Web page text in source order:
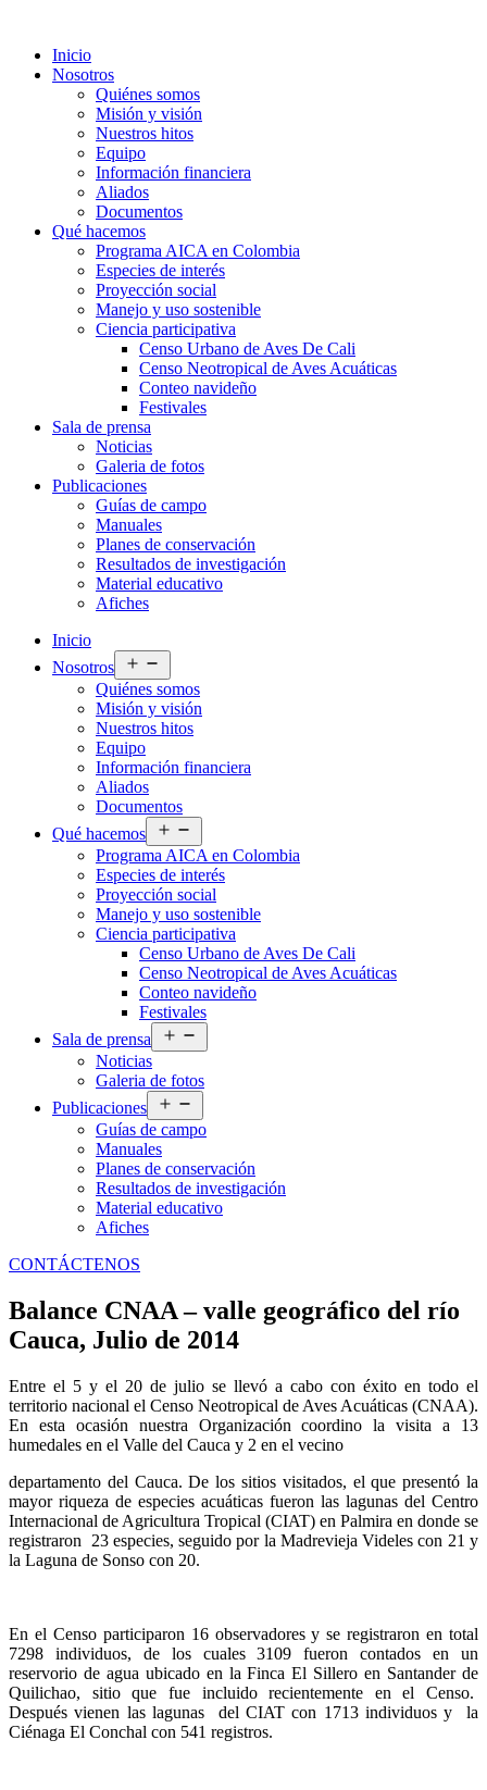
Inicio
Nosotros
Quiénes somos
Misión y visión
Nuestros hitos
Equipo
Información financiera
Aliados
Documentos
Qué hacemos
Programa AICA en Colombia
Especies de interés
Proyección social
Manejo y uso sostenible
Ciencia participativa
Censo Urbano de Aves De Cali
Censo Neotropical de Aves Acuáticas
Conteo navideño
Festivales
Sala de prensa
Noticias
Galeria de fotos
Publicaciones
Guías de campo
Manuales
Planes de conservación
Resultados de investigación
Material educativo
Afiches
Inicio
Nosotros
el
menú
Quiénes somos
Misión y visión
Nuestros hitos
Equipo
Información financiera
Aliados
Documentos
Qué hacemos
el
menú
Programa AICA en Colombia
Especies de interés
Proyección social
Manejo y uso sostenible
Ciencia participativa
Censo Urbano de Aves De Cali
Censo Neotropical de Aves Acuáticas
Conteo navideño
Festivales
Sala de prensa
el
Noticias
Galeria de fotos
Publicaciones
el
menú
Guías de campo
Manuales
Planes de conservación
Resultados de investigación
Material educativo
Afiches
CONTÁCTENOS
Balance CNAA – valle geográfico del río
Cauca, Julio de 2014
Entre el 5 y el 20 de julio se llevó a cabo con éxito en todo el
territorio nacional el Censo Neotropical de Aves Acuáticas (CNAA).
En esta ocasión nuestra Organización coordino la visita a 13
humedales en el Valle del Cauca y 2 en el vecino
departamento del Cauca. De los sitios visitados, el que presentó la
mayor riqueza de especies acuáticas fueron las lagunas del Centro
Internacional de Agricultura Tropical (CIAT) en Palmira en donde se
registraron 23 especies, seguido por la Madrevieja Videles con 21 y
la Laguna de Sonso con 20.
En el Censo participaron 16 observadores y se registraron en total
7298 individuos, de los cuales 3109 fueron contados en un
reservorio de agua ubicado en la Finca El Sillero en Santander de
Quilichao, sitio que fue incluido recientemente en el Censo.
Después vienen las lagunas del CIAT con 1713 individuos y la
Ciénaga El Conchal con 541 registros.